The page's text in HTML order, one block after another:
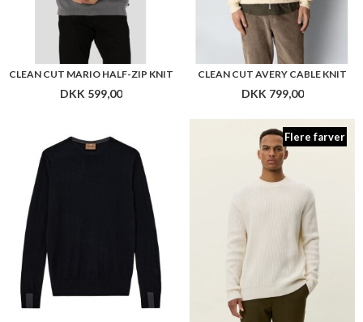
CLEAN CUT MARIO HALF-ZIP KNIT
DKK 599,00
CLEAN CUT AVERY CABLE KNIT
DKK 799,00
Flere farver